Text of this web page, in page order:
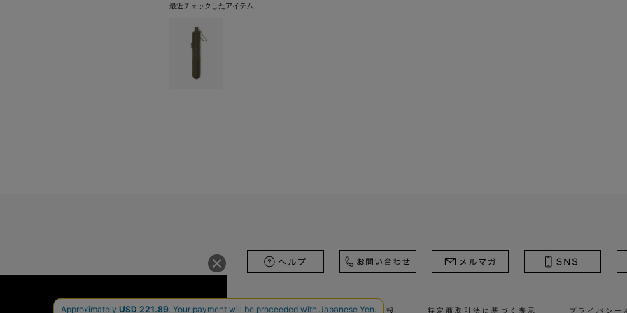
最近チェックしたアイテム
会社概要 ホールセール 採用情報 特定商取引法に基づく表示 プライバシー